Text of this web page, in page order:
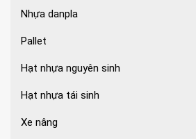
Nhựa danpla
Pallet
Hạt nhựa nguyên sinh
Hạt nhựa tái sinh
Xe nâng